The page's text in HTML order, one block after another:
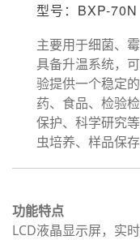
型号：BXP-70N
主要用于细菌、
具备升温系统，
验提供一个稳定
药、食品、检验
保护、科学研究
虫培养、样品保
功能特点
LCD液晶显示屏，实